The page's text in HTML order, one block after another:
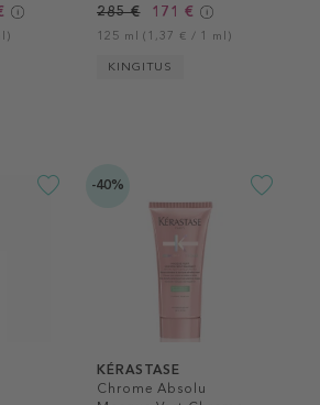
285 € 171 €
125 ml (1,37 € / 1 ml)
KINGITUS
-40%
KÉRASTASE
Chrome Absolu